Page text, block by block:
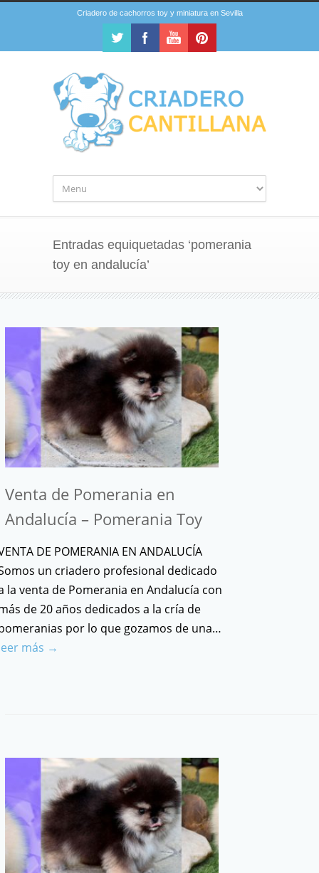
Criadero de cachorros toy y miniatura en Sevilla
Entradas equiquetadas ‘pomerania
toy en andalucía’
Venta de Pomerania en
Andalucía – Pomerania Toy
DE POMERANIA EN ANDALUCÍA
un criadero profesional dedicado
la venta de Pomerania en Andalucía con
de 20 años dedicados a la cría de
por lo que gozamos de una…
más →